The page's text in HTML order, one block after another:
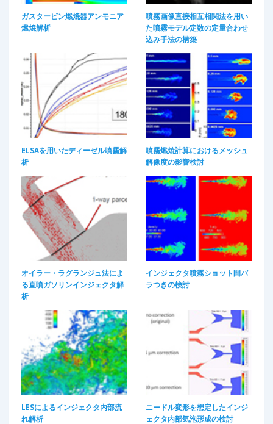
ガスタービン燃焼器アンモニア
燃焼解析​
噴霧画像直接相互相関法を用い
た噴霧モデル定数の定量合わせ
込み手法の構築
ELSAを用いたディーゼル噴霧解
析
噴霧燃焼計算におけるメッシュ
解像度の影響検討
オイラー・ラグランジュ法によ
る直噴ガソリンインジェクタ解
析
インジェクタ噴霧ショット間バ
ラつきの検討
LESによるインジェクタ内部流
れ解析
ニードル変形を想定したインジ
ェクタ内部気泡形成の検討